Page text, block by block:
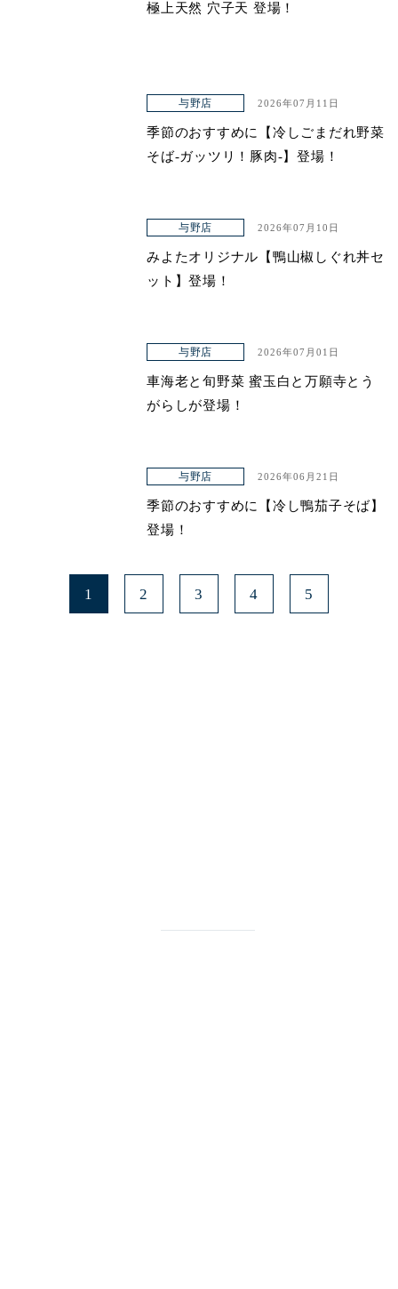
極上天然 穴子天 登場！
与野店 2026年07月11日
季節のおすすめに【冷しごまだれ野菜
そば-ガッツリ！豚肉-】登場！
与野店 2026年07月10日
みよたオリジナル【鴨山椒しぐれ丼セ
ット】登場！
与野店 2026年07月01日
車海老と旬野菜 蜜玉白と万願寺とう
がらしが登場！
与野店 2026年06月21日
季節のおすすめに【冷し鴨茄子そば】
登場！
1 2 3 4 5